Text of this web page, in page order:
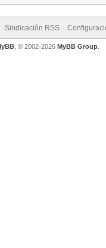
Sindicación RSS
, © 2002-2026 MyBB Group